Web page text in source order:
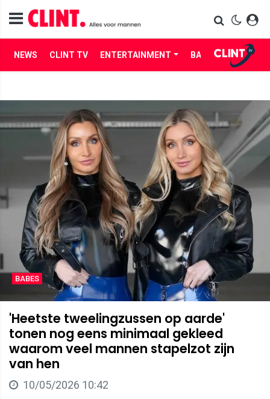
NEWS CLINT TV ENTERTAINMENT BABES LIFE
BABES
'Heetste tweelingzussen op aarde'
tonen nog eens minimaal gekleed
waarom veel mannen stapelzot zijn
van hen
10/05/2026 10:42